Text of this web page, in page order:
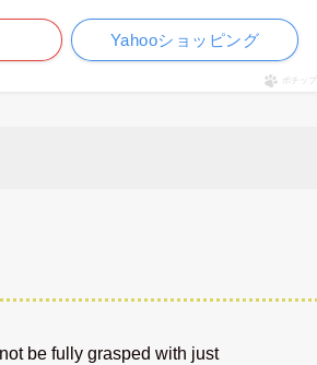
Yahooショッピング
ポチップ
be fully grasped with just